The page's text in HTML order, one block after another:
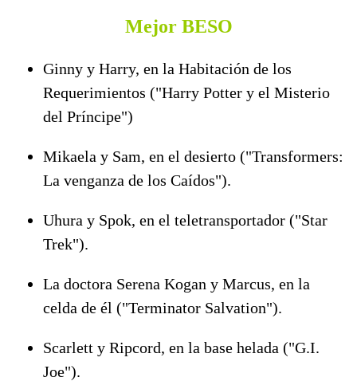
Mejor BESO
Ginny y Harry, en la Habitación de los
Requerimientos ("Harry Potter y el Misterio
del Príncipe")
Mikaela y Sam, en el desierto ("Transformers:
La venganza de los Caídos").
Uhura y Spok, en el teletransportador ("Star
Trek").
La doctora Serena Kogan y Marcus, en la
celda de él ("Terminator Salvation").
Scarlett y Ripcord, en la base helada ("G.I.
Joe").